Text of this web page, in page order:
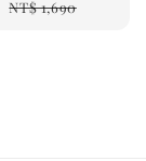
Regular
NT$ 1,690